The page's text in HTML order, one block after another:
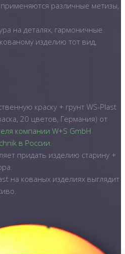
различные метизы,
на деталях, гармоничные
изделию тот вид,
краску + грунт WS-Plast
20 цветов, Германия) от
компании W+S GmbH
в России.
придать изделию старину +
на кованых изделиях выглядит